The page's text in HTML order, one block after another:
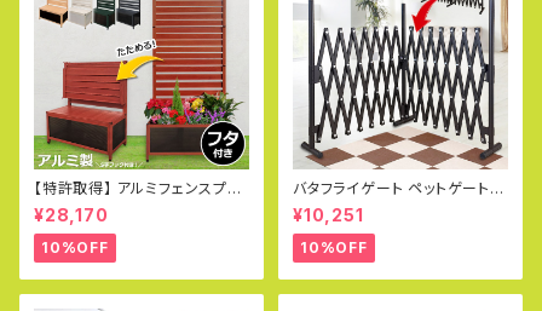
【特許取得】 アルミフェンスプラ
ンター 90×180cm 木目調 目
隠し プランター オレフェンスプ
ランター おしゃれ ラティス OFP
0918
¥28,170
10%OFF
バタフライゲート ペットゲート フ
ェンス 幅150cm×150cm 高70
cm アルミフェンス ラティス ゲ
ート 犬 ドッグラン 目隠し ペット
フェンス サークル 猫 SXG073
0
¥10,251
10%OFF